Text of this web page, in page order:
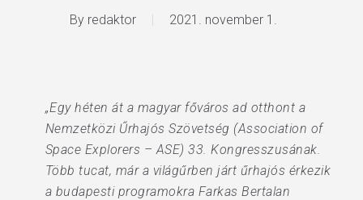
By redaktor 2021. november 1.
„Egy héten át a magyar főváros ad otthont a
Nemzetközi Űrhajós Szövetség (Association of
Space Explorers – ASE) 33. Kongresszusának.
Több tucat, már a világűrben járt űrhajós érkezik
a budapesti programokra Farkas Bertalan